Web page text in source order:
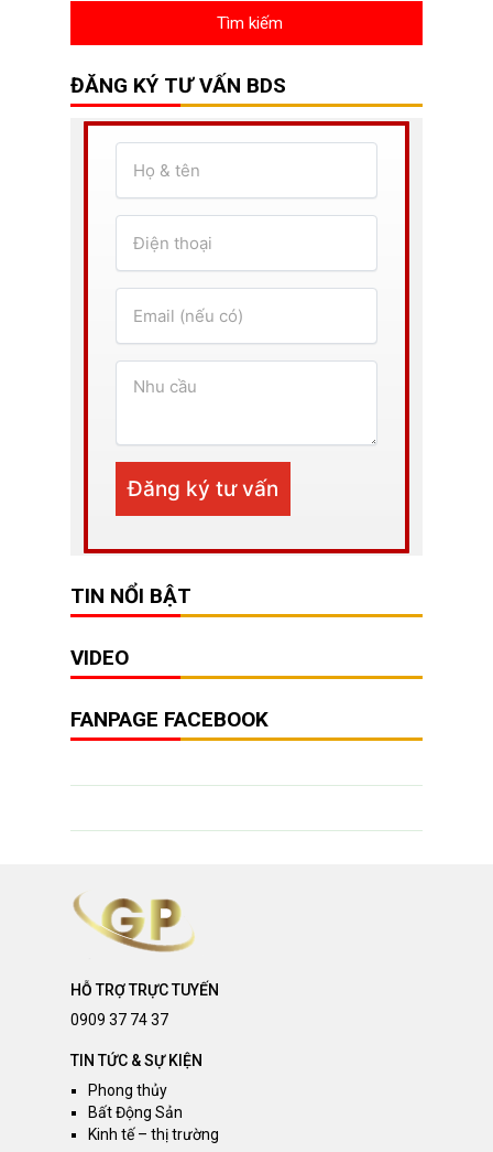
ĐĂNG KÝ TƯ VẤN BDS
TIN NỔI BẬT
VIDEO
FANPAGE FACEBOOK
HỖ TRỢ TRỰC TUYẾN
0909 37 74 37
TIN TỨC & SỰ KIỆN
Phong thủy
Bất Động Sản
Kinh tế – thị trường